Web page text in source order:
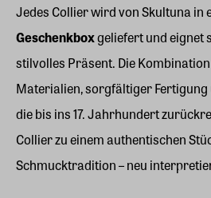
Jedes Collier wird von Skultuna in
Geschenkboxgeliefert und eignet
stilvolles Präsent. Die
Materialien, sorgfältiger Fertigung
die bis ins 17. Jahrhundert
Collier zu einem authentischen
Schmucktradition – neu